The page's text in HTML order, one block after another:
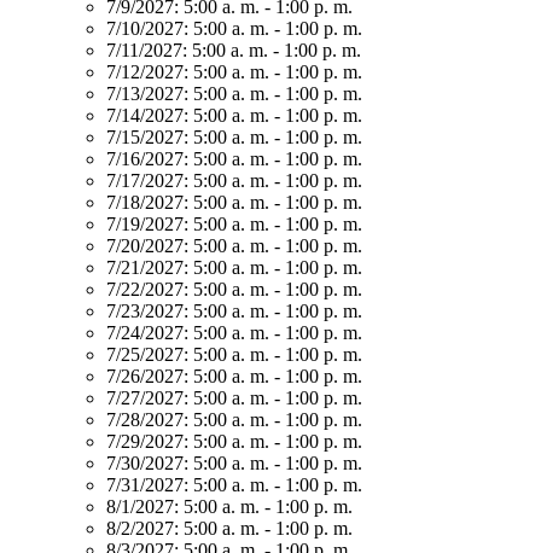
7/9/2027: 5:00 a. m. - 1:00 p. m.
7/10/2027: 5:00 a. m. - 1:00 p. m.
7/11/2027: 5:00 a. m. - 1:00 p. m.
7/12/2027: 5:00 a. m. - 1:00 p. m.
7/13/2027: 5:00 a. m. - 1:00 p. m.
7/14/2027: 5:00 a. m. - 1:00 p. m.
7/15/2027: 5:00 a. m. - 1:00 p. m.
7/16/2027: 5:00 a. m. - 1:00 p. m.
7/17/2027: 5:00 a. m. - 1:00 p. m.
7/18/2027: 5:00 a. m. - 1:00 p. m.
7/19/2027: 5:00 a. m. - 1:00 p. m.
7/20/2027: 5:00 a. m. - 1:00 p. m.
7/21/2027: 5:00 a. m. - 1:00 p. m.
7/22/2027: 5:00 a. m. - 1:00 p. m.
7/23/2027: 5:00 a. m. - 1:00 p. m.
7/24/2027: 5:00 a. m. - 1:00 p. m.
7/25/2027: 5:00 a. m. - 1:00 p. m.
7/26/2027: 5:00 a. m. - 1:00 p. m.
7/27/2027: 5:00 a. m. - 1:00 p. m.
7/28/2027: 5:00 a. m. - 1:00 p. m.
7/29/2027: 5:00 a. m. - 1:00 p. m.
7/30/2027: 5:00 a. m. - 1:00 p. m.
7/31/2027: 5:00 a. m. - 1:00 p. m.
8/1/2027: 5:00 a. m. - 1:00 p. m.
8/2/2027: 5:00 a. m. - 1:00 p. m.